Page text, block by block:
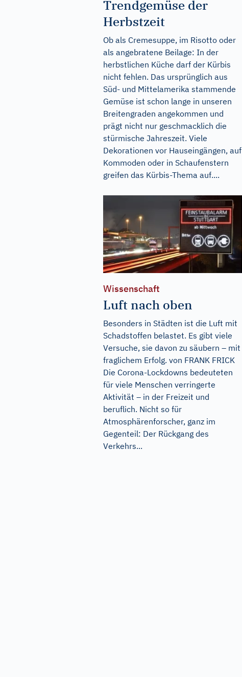
Trendgemüse der
Herbstzeit
Ob als Cremesuppe, im Risotto oder
als angebratene Beilage: In der
herbstlichen Küche darf der Kürbis
nicht fehlen. Das ursprünglich aus
Süd- und Mittelamerika stammende
Gemüse ist schon lange in unseren
Breitengraden angekommen und
prägt nicht nur geschmacklich die
stürmische Jahreszeit. Viele
Dekorationen vor Hauseingängen, auf
Kommoden oder in Schaufenstern
greifen das Kürbis-Thema auf....
Wissenschaft
Luft nach oben
Besonders in Städten ist die Luft mit
Schadstoffen belastet. Es gibt viele
Versuche, sie davon zu säubern – mit
fraglichem Erfolg. von FRANK FRICK
Die Corona-Lockdowns bedeuteten
für viele Menschen verringerte
Aktivität – in der Freizeit und
beruflich. Nicht so für
Atmosphärenforscher, ganz im
Gegenteil: Der Rückgang des
Verkehrs...